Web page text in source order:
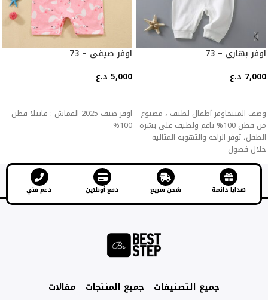
اوفر بهاري – 73
7,000 د.ع
وصف المنتجاوفر أطفال لطيف ، مصنوع
من قطن 100% ناعم ولطيف على بشرة
الطفل، توفر الراحة والتهوية المثالية
خلال فصول
اوفر صيفي – 73
5,000 د.ع
اوفر صيف 2025 القماش : فانيلا قطن
100%
هدايا دائمة شحن سريع دفع أونلاين دعم فني
جميع التصنيفات جميع المنتجات مقالات